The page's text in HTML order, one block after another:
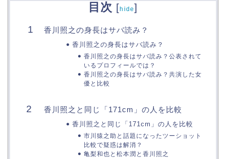
目次 [hide]
香川照之の身長はサバ読み？
香川照之の身長はサバ読み？
香川照之の身長はサバ読み？公表されて
いるプロフィールでは？
香川照之の身長はサバ読み？共演した女
優と比較
香川照之と同じ「171cm」の人を比較
香川照之と同じ「171cm」の人を比較
市川猿之助と話題になったツーショット
比較で疑惑は解消？
亀梨和也と松本潤と香川照之